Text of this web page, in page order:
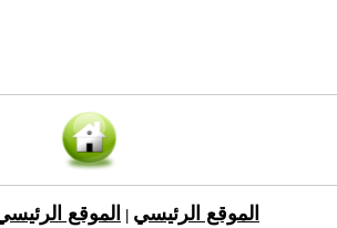
الموقع الرئيسي الموقع